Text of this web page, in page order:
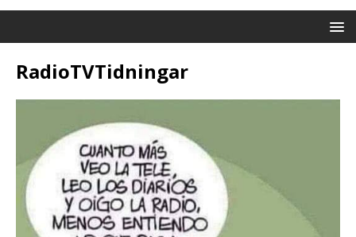
RadioTVTidningar